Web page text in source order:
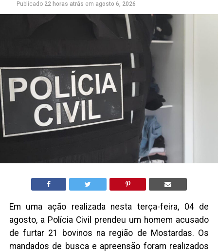
Publicado 22 horas atrás em agosto 6, 2026
Em uma ação realizada nesta terça-feira, 04 de
agosto, a Polícia Civil prendeu um homem acusado
de furtar 21 bovinos na região de Mostardas. Os
mandados de busca e apreensão foram realizados